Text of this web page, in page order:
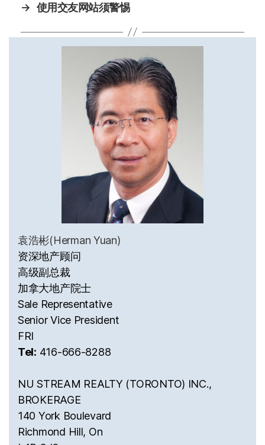
→ 使用交友网站须警惕
袁浩彬(Herman Yuan)
资深地产顾问
高级副总裁
加拿大地产院士
Sale Representative
Senior Vice President
FRI
Tel: 416-666-8288
NU STREAM REALTY (TORONTO) INC.,
BROKERAGE
140 York Boulevard
Richmond Hill, On